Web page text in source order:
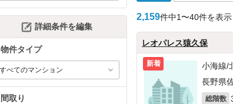
詳細条件を編集
物件タイプ
間取り
2,159件中1〜40件を表示
レオパレス猿久保
新着
小海線/
長野県
総階数